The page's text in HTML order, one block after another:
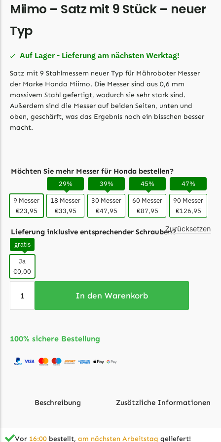
LandXcape Messer
LawnBott
LawnBott Messer
Begrenzungsdraht
Lizard
Lizard Messer
Begrenzungsdraht
Begrenzungsdraht
Mammotion
Mammotion Messer
McCulloch Messer
Begrenzungsdraht
Medion
Begrenzungsdraht
Mountfield Messer
Begrenzungsdraht
MTD Messer
Miimo – Satz mit 9 Stück – neuer
Typ
Auf Lager - Lieferung am nächsten Werktag!
Satz mit 9 Stahlmessern neuer Typ für Mähroboter Messer
der Marke Honda Miimo. Die Messer sind aus 0,6 mm
massivem Stahl gefertigt, wodurch sie sehr stark sind.
Außerdem sind die Messer auf beiden Seiten, unten und
oben, geschärft, was das Ergebnis noch ein bisschen besser
macht.
Möchten Sie mehr Messer für Honda bestellen?
9 Messer
€23,95
29%
18 Messer
€33,95
39%
30 Messer
€47,95
45%
60 Messer
€87,95
47%
90 Messer
€126,95
Lieferung inklusive entsprechender Schrauben?
gratis
Ja
€0,00
Zurücksetzen
In den Warenkorb
100% sichere Bestellung
Beschreibung Zusätzliche Informationen
Vor 16:00 bestellt, am nächsten Arbeitstag geliefert!